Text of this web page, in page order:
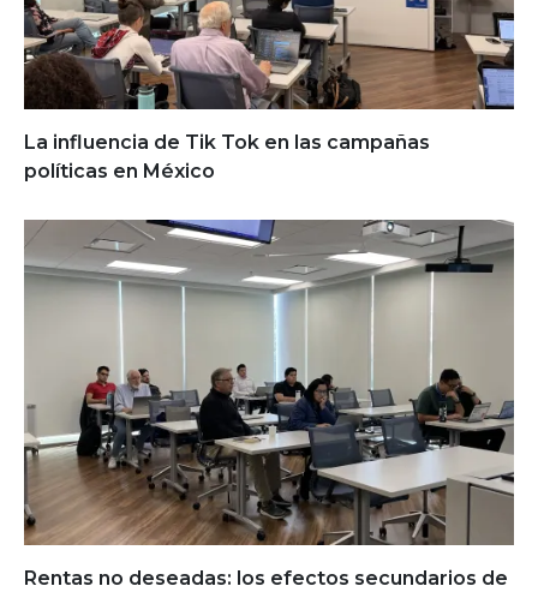
La influencia de Tik Tok en las campañas
políticas en México
Rentas no deseadas: los efectos secundarios de